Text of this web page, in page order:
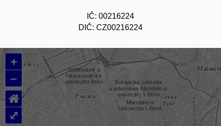
IČ: 00216224
DIČ: CZ00216224
+
–
⌂
⤢